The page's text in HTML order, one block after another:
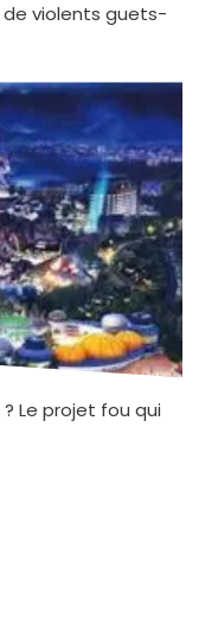
de violents guets-
Le projet fou qui